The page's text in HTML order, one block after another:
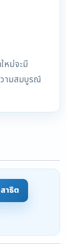
หม่จะมี
วามสมบูรณ์
าธิต